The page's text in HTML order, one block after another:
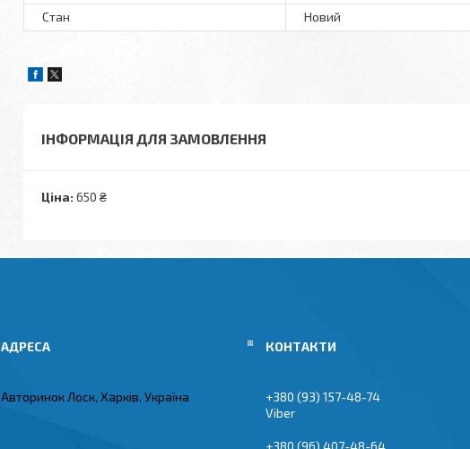
Стан
Новий
ІНФОРМАЦІЯ ДЛЯ ЗАМОВЛЕННЯ
Ціна: 650 ₴
Авторинок Лоск, Харків, Україна
+380 (93) 157-48-74
Viber
+380 (96) 407-48-64